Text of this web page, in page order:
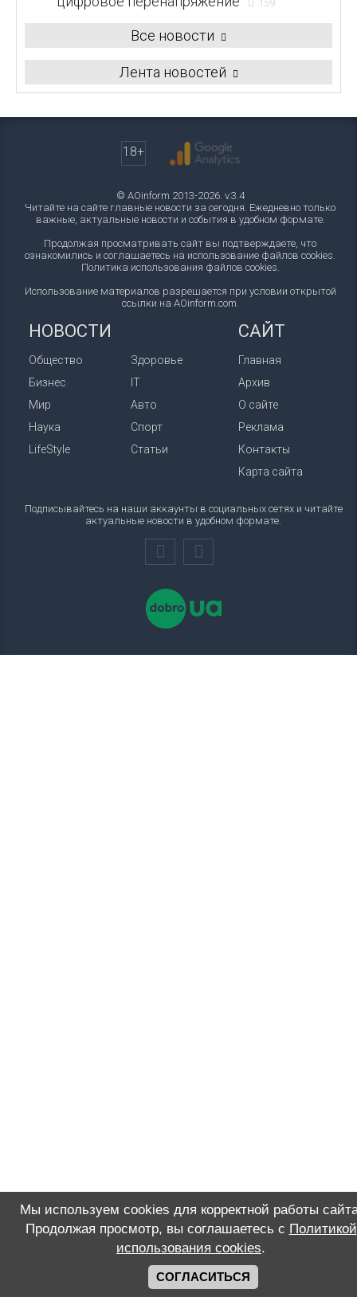
159
Все новости
Лента новостей
18+
© AOinform 2013-2026. v.3.4
Читайте на сайте главные новости за сегодня. Ежедневно только
важные, актуальные новости и события в удобном формате.
Продолжая просматривать сайт вы подтверждаете, что
ознакомились и соглашаетесь на использование файлов cookies.
Политика использования файлов cookies.
Использование материалов разрешается при условии открытой
ссылки на AOinform.com.
НОВОСТИ
Общество
Бизнес
Мир
Наука
LifeStyle
Здоровье
IT
Авто
Спорт
Статьи
САЙТ
Главная
Архив
О сайте
Реклама
Контакты
Карта сайта
Подписывайтесь на наши аккаунты в социальных сетях и читайте
актуальные новости в удобном формате.
Мы используем cookies для корректной работы
Продолжая просмотр, вы соглашаетесь с Политикой
использования cookies.
СОГЛАСИТЬСЯ